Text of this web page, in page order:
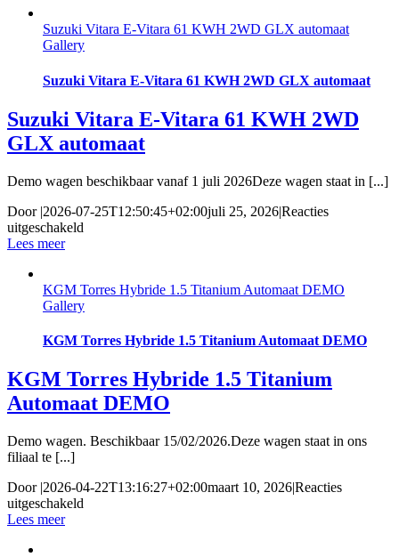
Suzuki Vitara E-Vitara 61 KWH 2WD GLX automaat
Gallery
Suzuki Vitara E-Vitara 61 KWH 2WD GLX automaat
Suzuki Vitara E-Vitara 61 KWH 2WD
GLX automaat
Demo wagen beschikbaar vanaf 1 juli 2026Deze wagen staat in [...]
Door |2026-07-25T12:50:45+02:00juli 25, 2026|Reacties
uitgeschakeld
Vitara
61
2WD
automaat
Lees meer
KGM Torres Hybride 1.5 Titanium Automaat DEMO
Gallery
KGM Torres Hybride 1.5 Titanium Automaat DEMO
KGM Torres Hybride 1.5 Titanium
Automaat DEMO
Demo wagen. Beschikbaar 15/02/2026.Deze wagen staat in ons
filiaal te [...]
Door |2026-04-22T13:16:27+02:00maart 10, 2026|Reacties
uitgeschakeld
Lees meer